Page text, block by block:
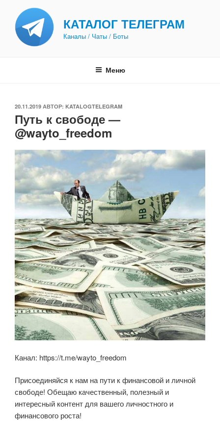
содержимому
КАТАЛОГ ТЕЛЕГРАМ
Каналы / Чаты / Боты
Меню
ОПУБЛИКОВАНО
20.11.2019 АВТОР: KATALOGTELEGRAM
Путь к свободе —
@wayto_freedom
Канал: https://t.me/wayto_freedom
Присоединяйся к нам на пути к финансовой и личной
свободе! Обещаю качественный, полезный и
интересный контент для вашего личностного и
финансового роста!